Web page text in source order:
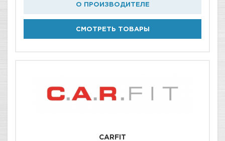
О ПРОИЗВОДИТЕЛЕ
СМОТРЕТЬ ТОВАРЫ
CARFIT